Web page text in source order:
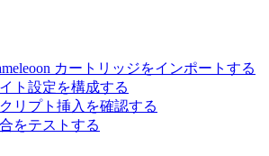
カートリッジをインポートする
ト設定を構成する
リプト挿入を確認する
をテストする